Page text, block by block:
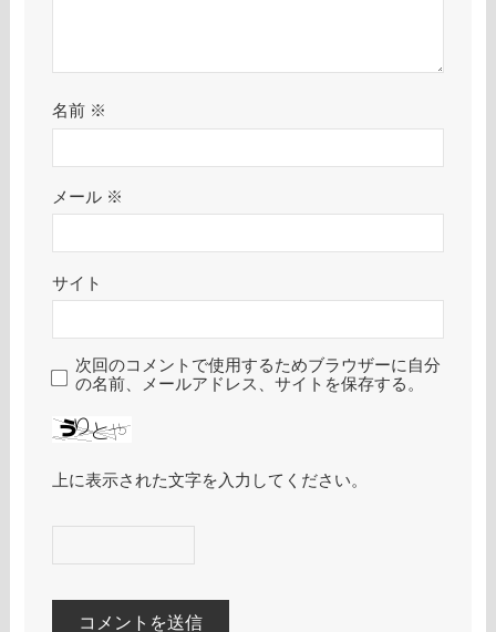
名前 ※
メール ※
サイト
次回のコメントで使用するためブラウザーに自分
の名前、メールアドレス、サイトを保存する。
上に表示された文字を入力してください。